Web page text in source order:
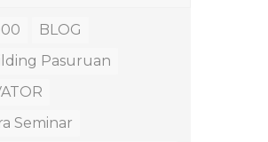
BLOG
Pasuruan
Seminar